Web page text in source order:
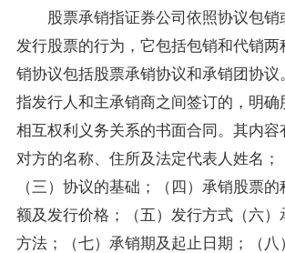
股票承销指证券公司依照协议包销
发行股票的行为，它包括包销和代销
销协议包括股票承销协议和承销团协议
指发行人和主承销商之间签订的，明确
相互权利义务关系的书面合同。其内容
对方的名称、住所及法定代表人姓名
（三）协议的基础；（四）承销股票
额及发行价格；（五）发行方式（六
方法；（七）承销期及起止日期；（八